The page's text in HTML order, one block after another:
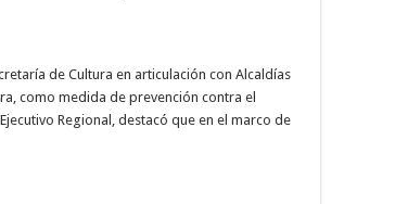
de Cultura en articulación con Alcaldías
como medida de prevención contra el
Regional, destacó que en el marco de